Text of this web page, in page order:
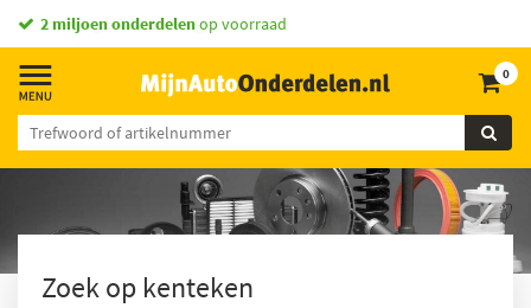
vandaag besteld,morgen in huis *
0
Zoek op kenteken